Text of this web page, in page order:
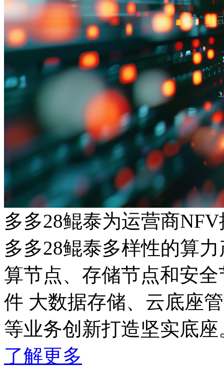
多多28鲲泰为运营商
多多28鲲泰多样性的算力
算节点、存储节点和安全
件 大数据存储、云底座管
等业务创新打造坚实底座
了解更多